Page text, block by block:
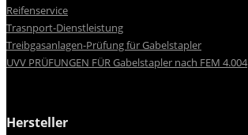
Reifenservice
Trasnport-Dienstleistung
Treibgasanlagen-Prüfung für Gabelstapler
UVV PRÜFUNGEN FÜR Gabelstapler nach FEM 4.004
Hersteller